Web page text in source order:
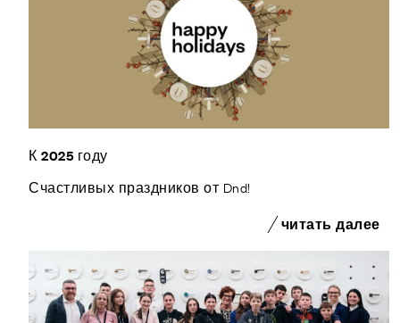
К 2025 году
Счастливых праздников от Dnd!
читать далее